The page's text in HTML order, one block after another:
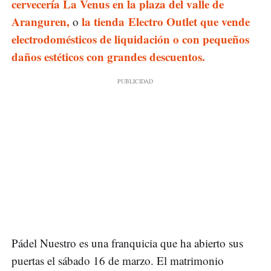
cervecería La Venus en la plaza del valle de
Aranguren, o la tienda Electro Outlet que vende
electrodomésticos de liquidación o con pequeños
daños estéticos con grandes descuentos.
Pádel Nuestro es una franquicia que ha abierto sus
puertas el sábado 16 de marzo. El matrimonio